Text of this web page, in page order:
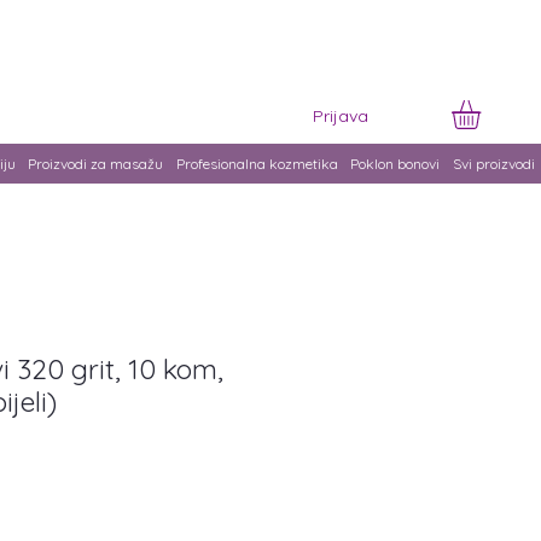
Prijava
Proizvodi za masažu Profesionalna kozmetika Poklon bonovi Svi proizvodi
320 grit, 10 kom,